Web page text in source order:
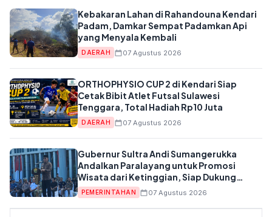
Kebakaran Lahan di Rahandouna Kendari
Padam, Damkar Sempat Padamkan Api
yang Menyala Kembali
DAERAH 07 Agustus 2026
ORTHOPHYSIO CUP 2 di Kendari Siap
Cetak Bibit Atlet Futsal Sulawesi
Tenggara, Total Hadiah Rp10 Juta
DAERAH 07 Agustus 2026
Gubernur Sultra Andi Sumangerukka
Andalkan Paralayang untuk Promosi
Wisata dari Ketinggian, Siap Dukung
Anggaran APBD
PEMERINTAHAN 07 Agustus 2026